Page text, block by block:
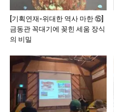
[기획연재-위대한 역사 마한 ⑮]
금동관 꼭대기에 꽂힌 세움 장식
의 비밀